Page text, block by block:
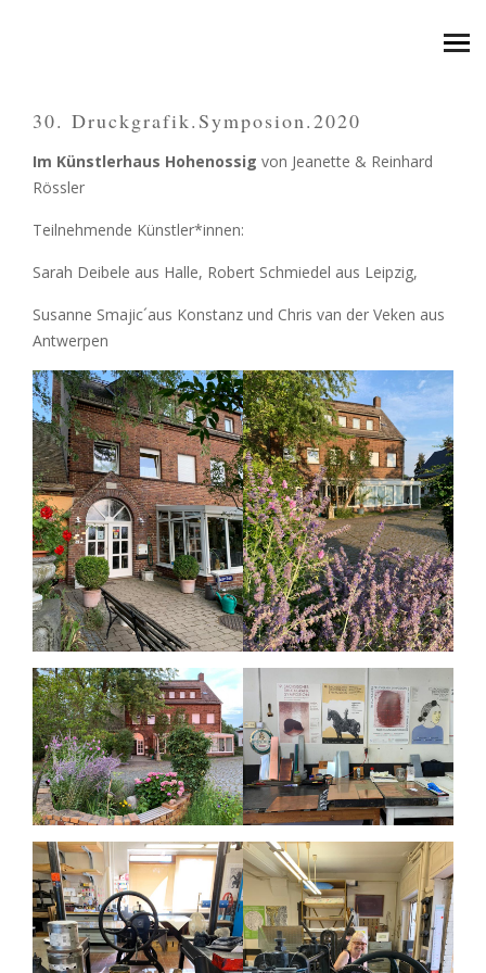
30. Druckgrafik.Symposion.2020
Im Künstlerhaus Hohenossig von Jeanette & Reinhard
Rössler
Teilnehmende Künstler*innen:
Sarah Deibele aus Halle, Robert Schmiedel aus Leipzig,
Susanne Smajic´aus Konstanz und Chris van der Veken aus
Antwerpen